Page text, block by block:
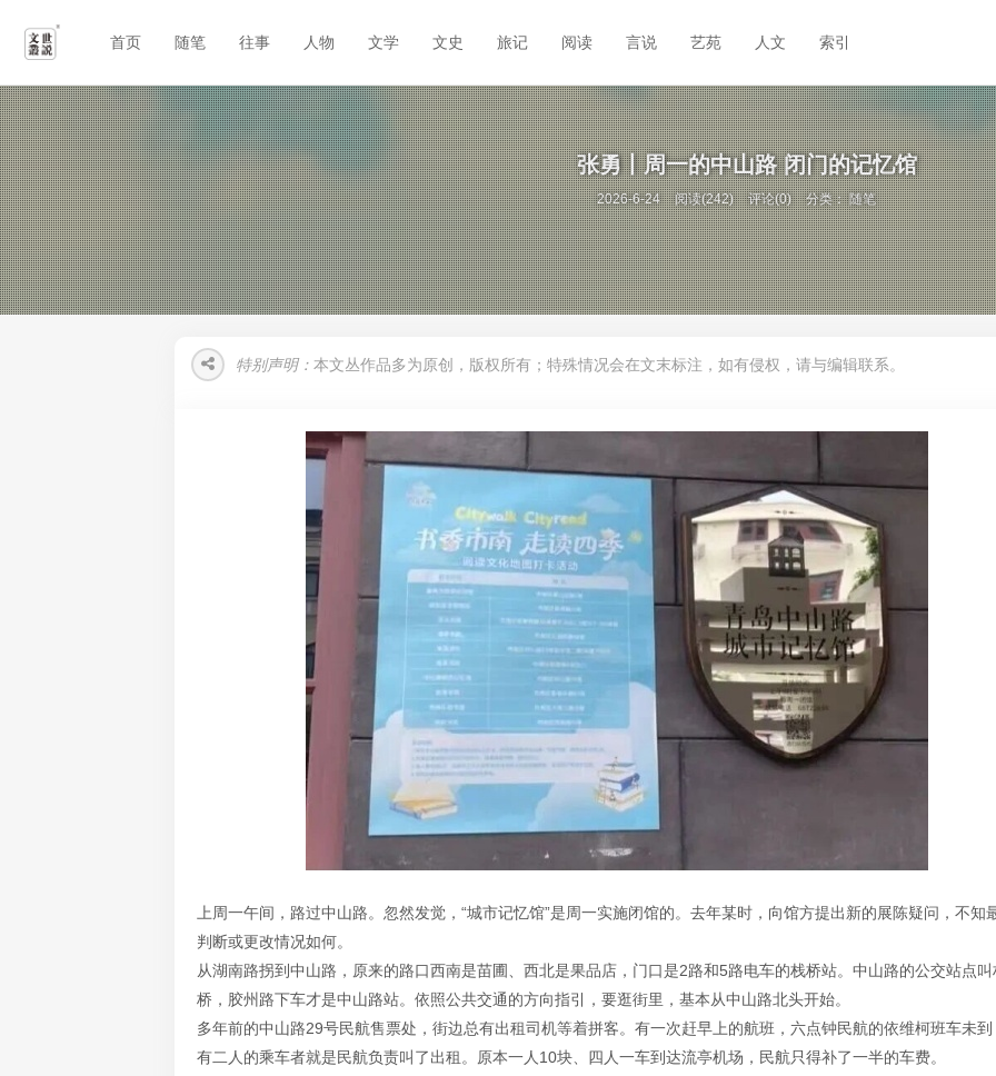
首页 随笔 往事 人物 文学 文史 旅记 阅读 言说 艺苑 人文 索引
张勇丨周一的中山路 闭门的记忆馆
2026-6-24 阅读(242) 评论(0) 分类：随笔
特别声明： 本文丛作品多为原创，版权所有；特殊情况会在文末标注，如有侵权，请与编辑联系。
上周一午间，路过中山路。忽然发觉，“城市记忆馆”是周一实施闭馆的。去年某时，向馆方提出新的展陈疑问，不知
判断或更改情况如何。
从湖南路拐到中山路，原来的路口西南是苗圃、西北是果品店，门口是2路和5路电车的栈桥站。中山路的公交站点叫
桥，胶州路下车才是中山路站。依照公共交通的方向指引，要逛街里，基本从中山路北头开始。
多年前的中山路29号民航售票处，街边总有出租司机等着拼客。有一次赶早上的航班，六点钟民航的依维柯班车未到
有二人的乘车者就是民航负责叫了出租。原本一人10块、四人一车到达流亭机场，民航只得补了一半的车费。